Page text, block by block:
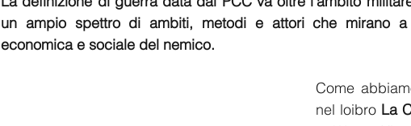
un ampio spettro di ambiti, metodi e attori che mirano
economica e sociale del nemico.
Come
nel loibro La